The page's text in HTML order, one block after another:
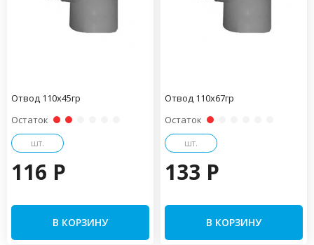
Отвод 110х45гр
Остаток
шт.
116 P
В КОРЗИНУ
Отвод 110х67гр
Остаток
шт.
133 P
В КОРЗИНУ